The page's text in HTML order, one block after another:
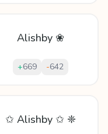
Alishby ❀
+669 -642
✩ Alishby ✩ ❈